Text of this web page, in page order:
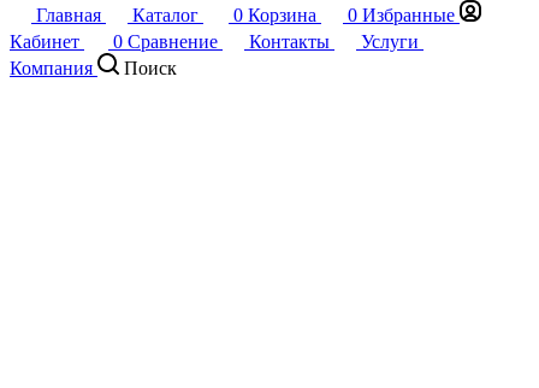
Главная
Каталог 0 Корзина 0 Избранные
Кабинет
0 Сравнение Контакты
Услуги
Компания
Поиск